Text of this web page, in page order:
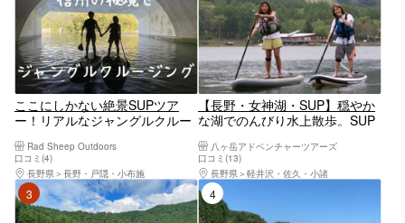
ここにしかない絶景SUPツア
ー！リアルなジャングルクルー
Rad Sheep Outdoors
口コミ(4)
長野県
長野・戸隠・小布施
【長野・女神湖・SUP】穏やか
な湖でのんびり水上散歩。SUP
八ヶ岳アドベンチャーツアーズ
口コミ(13)
長野県
軽井沢・佐久・小諸
3位